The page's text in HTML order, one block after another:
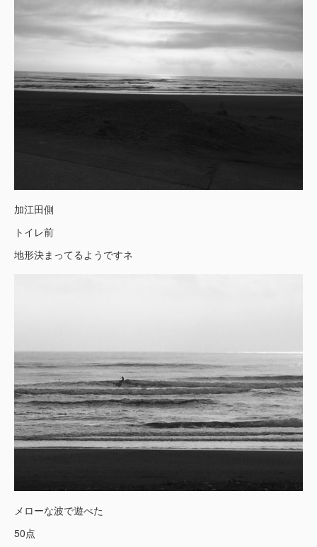
加江田側
トイレ前
地形決まってるようですネ
メローな波で遊べた
50点